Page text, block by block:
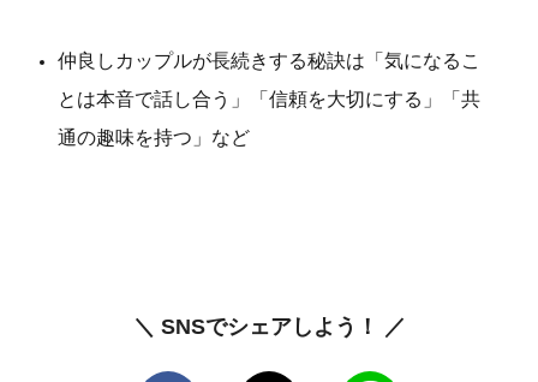
仲良しカップルが長続きする秘訣は「気になるこ
とは本音で話し合う」「信頼を大切にする」「共
通の趣味を持つ」など
＼ SNSでシェアしよう！ ／